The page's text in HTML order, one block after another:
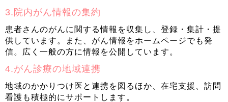
3.院内がん情報の集約
患者さんのがんに関する情報を収集し、登録・集計・提
供しています。また、がん情報をホームページでも発
信。広く一般の方に情報を公開しています。
4.がん診療の地域連携
地域のかかりつけ医と連携を図るほか、在宅支援、訪問
看護も積極的にサポートします。